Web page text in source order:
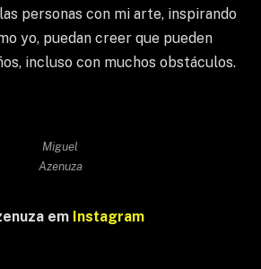
personas con mi arte, inspirando
yo, puedan creer que pueden
incluso con muchos obstáculos.
Miguel
Azenuza
em Instagram